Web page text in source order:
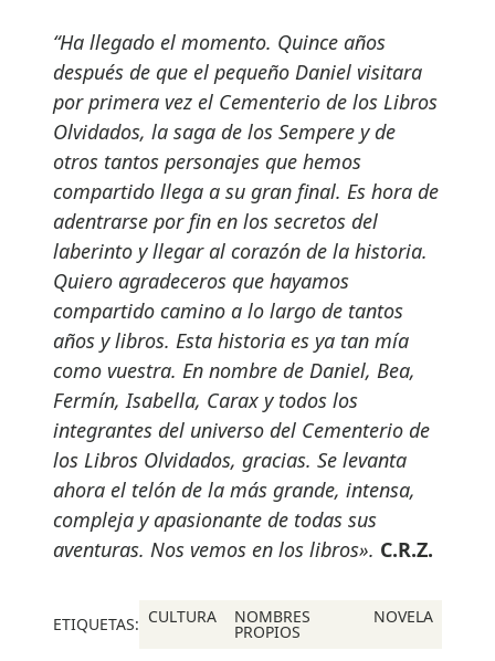
“Ha llegado el momento. Quince años
después de que el pequeño Daniel visitara
por primera vez el Cementerio de los Libros
Olvidados, la saga de los Sempere y de
otros tantos personajes que hemos
compartido llega a su gran final. Es hora de
adentrarse por fin en los secretos del
laberinto y llegar al corazón de la historia.
Quiero agradeceros que hayamos
compartido camino a lo largo de tantos
años y libros. Esta historia es ya tan mía
como vuestra. En nombre de Daniel, Bea,
Fermín, Isabella, Carax y todos los
integrantes del universo del Cementerio de
los Libros Olvidados, gracias. Se levanta
ahora el telón de la más grande, intensa,
compleja y apasionante de todas sus
aventuras. Nos vemos en los libros». C.R.Z.
ETIQUETAS: CULTURA NOMBRES
PROPIOS
NOVELA